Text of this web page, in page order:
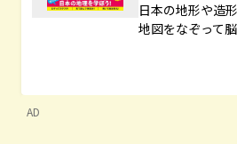
日本の地形や造
地図をなぞって
AD